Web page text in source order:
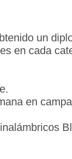
un
en cada
en